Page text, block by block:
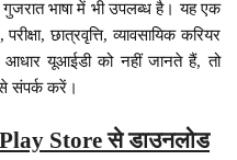
गुजरात भाषा में भी उपलब्ध है। यह एक
छात्रवृत्ति, व्यावसायिक करियर
यूआईडी को नहीं जानते हैं, तो
संपर्क करें।
Store से डाउनलोड